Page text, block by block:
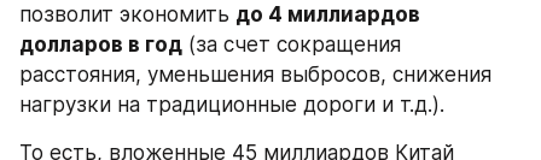
позволит экономить до 4 миллиардов
долларов в год (за счет сокращения
расстояния, уменьшения выбросов, снижения
нагрузки на традиционные дороги и т.д.).
То есть, вложенные 45 миллиардов Китай